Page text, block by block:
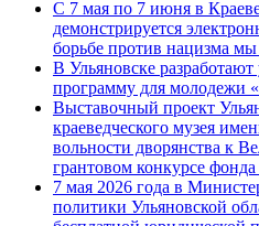
С 7 мая по 7 июня в
демонстрируется
борьбе против нацизма
В Ульяновске
программу для молодежи
Выставочный проект
краеведческого музея
вольности дворянства к
грантовом конкурсе
7 мая 2026 года в
политики Ульяновской